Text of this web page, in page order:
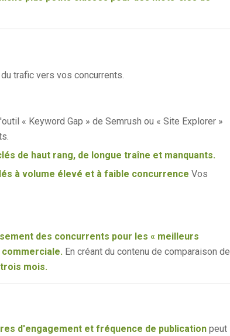
trafic vers vos concurrents.
« Keyword Gap » de Semrush ou « Site Explorer »
de haut rang, de longue traîne et manquants.
à volume élevé et à faible concurrence Vos
des concurrents pour les « meilleurs
En créant du contenu de comparaison de
mois.
d'engagement et fréquence de publicationpeut